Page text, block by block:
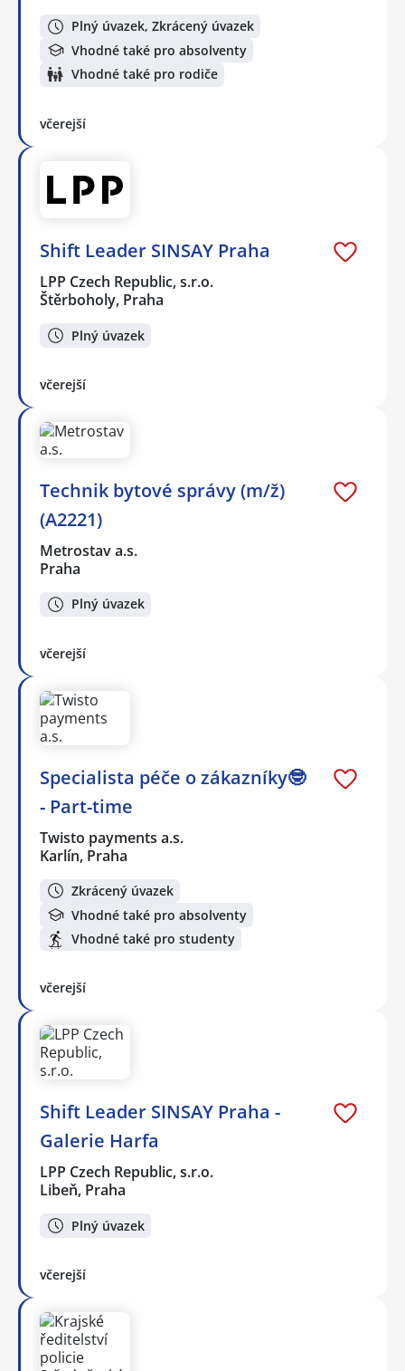
Plný úvazek, Zkrácený úvazek
Vhodné také pro absolventy
Vhodné také pro rodiče
včerejší
Shift Leader SINSAY Praha
LPP Czech Republic, s.r.o.
Štěrboholy, Praha
Plný úvazek
včerejší
Technik bytové správy (m/ž)
(A2221)
Metrostav a.s.
Praha
Plný úvazek
včerejší
Specialista péče o zákazníky🤓
- Part-time
Twisto payments a.s.
Karlín, Praha
Zkrácený úvazek
Vhodné také pro absolventy
Vhodné také pro studenty
včerejší
Shift Leader SINSAY Praha -
Galerie Harfa
LPP Czech Republic, s.r.o.
Libeň, Praha
Plný úvazek
včerejší